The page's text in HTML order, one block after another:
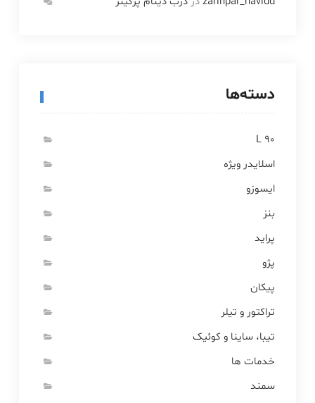
دسته‌ها
L 90
اسلایدر ویژه
ایسوزو
بنز
پراید
پژو
پیکان
تراکتور و تیلر
تیبا، ساینا و کوئیک
خدمات ها
سمند